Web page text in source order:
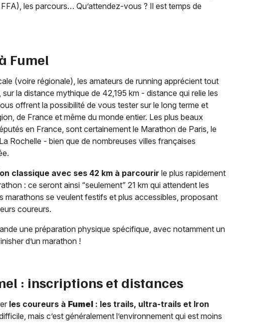
les parcours… Qu’attendez-vous ? Il est temps de
Fumel
(voire régionale), les amateurs de running apprécient tout
la distance mythique de 42,195 km - distance qui relie les
offrent la possibilité de vous tester sur le long terme et
de France et même du monde entier. Les plus beaux
en France, sont certainement le Marathon de Paris, le
Rochelle - bien que de nombreuses villes françaises
classique avec ses 42 km à parcourir le plus rapidement
: ce seront ainsi “seulement” 21 km qui attendent les
marathons se veulent festifs et plus accessibles, proposant
coureurs.
une préparation physique spécifique, avec notamment un
d’un marathon !
: inscriptions et distances
les coureurs à Fumel : les trails, ultra-trails et Iron
mais c’est généralement l’environnement qui est moins